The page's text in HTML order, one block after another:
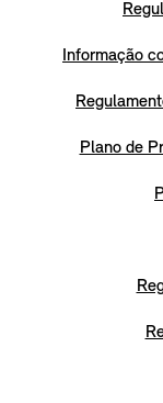
Informação
Plano de